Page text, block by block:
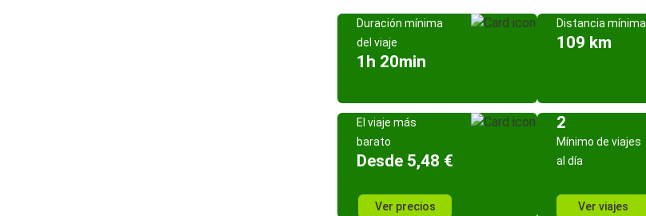
Duración mínima
del viaje
1h 20min
Distancia mínima
109 km
El viaje más
barato
Desde 5,48 €
Ver precios
2
Mínimo de viajes
al día
Ver viajes